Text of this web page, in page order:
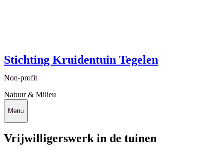
Stichting Kruidentuin Tegelen
Non-profit
Natuur & Milieu
Menu
Vrijwilligerswerk in de tuinen